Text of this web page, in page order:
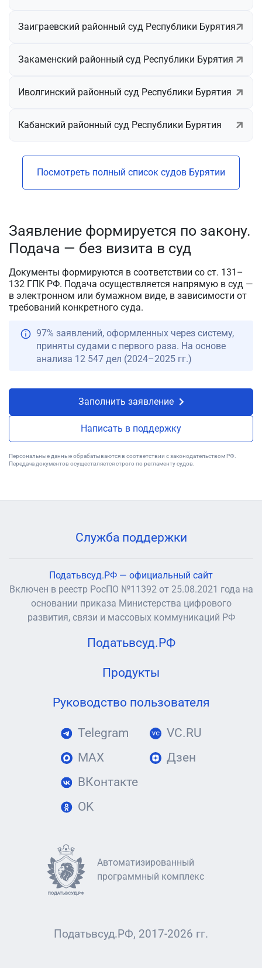
Заиграевский районный суд Республики Бурятия
Закаменский районный суд Республики Бурятия
Иволгинский районный суд Республики Бурятия
Кабанский районный суд Республики Бурятия
Посмотреть полный список судов Бурятии
Заявление формируется по закону.
Подача — без визита в суд
Документы формируются в соответствии со ст. 131–
132 ГПК РФ. Подача осуществляется напрямую в суд —
в электронном или бумажном виде, в зависимости от
требований конкретного суда.
97% заявлений, оформленных через систему,
приняты судами с первого раза. На основе
анализа 12 547 дел (2024–2025 гг.)
Заполнить заявление
Написать в поддержку
Персональные данные обрабатываются в соответствии с законодательством РФ.
Передача документов осуществляется строго по регламенту судов.
Служба поддержки
Податьвсуд.РФ — официальный сайт
Включен в реестр РосПО №11392 от 25.08.2021 года на
основании приказа Министерства цифрового
развития, связи и массовых коммуникаций РФ
Податьвсуд.РФ
Продукты
Руководство пользователя
Telegram
MAX
ВКонтакте
OK
VC.RU
Дзен
Автоматизированный
программный комплекс
Податьвсуд.РФ, 2017-2026 гг.